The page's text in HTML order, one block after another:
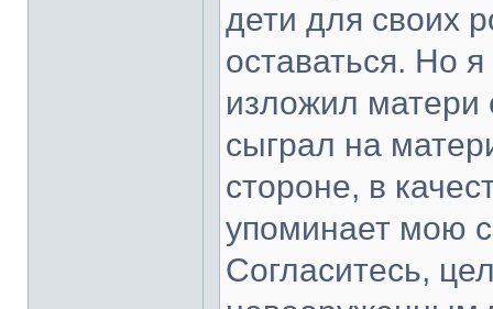
дети для своих
оставаться. Но
изложил
сыграл на
стороне, в
упоминает мою
Согласитесь,